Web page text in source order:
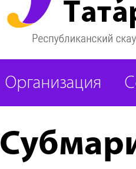
Организация